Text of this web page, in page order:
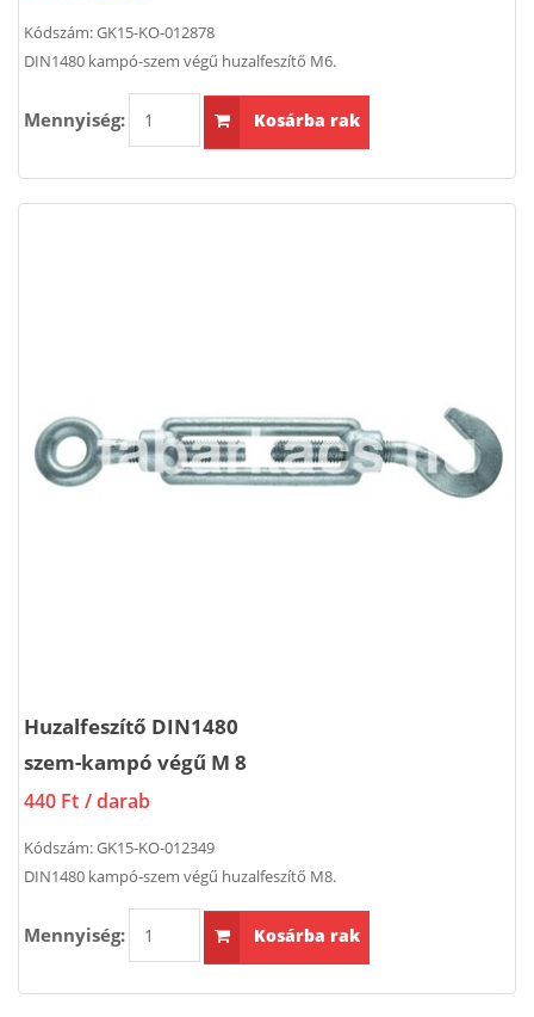
Kódszám:GK15-KO-012878
DIN1480 kampó-szem végű huzalfeszítő M6.
Mennyiség: Kosárba rak
Huzalfeszítő DIN1480
szem-kampó végű M 8
440 Ft / darab
Kódszám:GK15-KO-012349
DIN1480 kampó-szem végű huzalfeszítő M8.
Mennyiség: Kosárba rak